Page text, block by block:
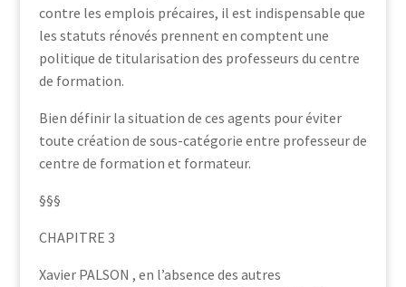
contre les emplois précaires, il est indispensable que
les statuts rénovés prennent en comptent une
politique de titularisation des professeurs du centre
de formation.
Bien définir la situation de ces agents pour éviter
toute création de sous-catégorie entre professeur de
centre de formation et formateur.
§§§
CHAPITRE 3
Xavier PALSON , en l’absence des autres